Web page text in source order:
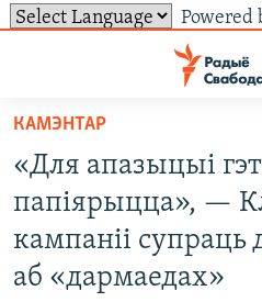
Powered
ўнівэрсальнага
доступу
Перайсьці
галоўнага
зьместу
Перайсьці
да
ВІДЭА І ФОТА
ЛЮДЗІ
ТОЛЬКІ НА СВАБОДЗЕ
БЛОГІ
АБЫСЬЦІ БЛЯКАВАНЬНЕ
ПАДПІСАЦЦА
КАМЭНТАР
«Для апазыцыі
папіярыцца», —
кампаніі супраць
аб «дармаедах»